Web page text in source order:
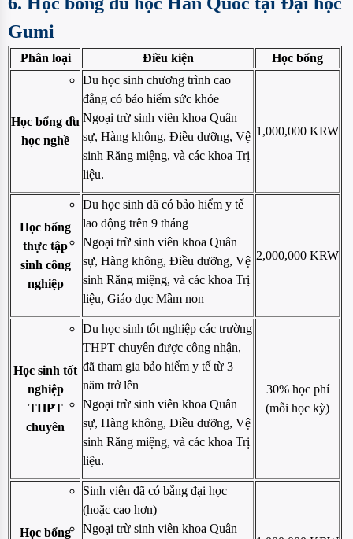
Gumi
Phân loại Điều kiện Học bổng
Học bổng du
học nghề
Du học sinh chương trình cao
đẳng có bảo hiểm sức khỏe
Ngoại trừ sinh viên khoa Quân
sự, Hàng không, Điều dưỡng, Vệ
sinh Răng miệng, và các khoa Trị
liệu.
1,000,000 KRW
Học bổng
thực tập
sinh công
nghiệp
Du học sinh đã có bảo hiểm y tế
lao động trên 9 tháng
Ngoại trừ sinh viên khoa Quân
sự, Hàng không, Điều dưỡng, Vệ
sinh Răng miệng, và các khoa Trị
liệu, Giáo dục Mầm non
2,000,000 KRW
Học sinh tốt
nghiệp
THPT
chuyên
Du học sinh tốt nghiệp các trường
THPT chuyên được công nhận,
đã tham gia bảo hiểm y tế từ 3
năm trở lên
Ngoại trừ sinh viên khoa Quân
sự, Hàng không, Điều dưỡng, Vệ
sinh Răng miệng, và các khoa Trị
liệu.
30% học phí
(mỗi học kỳ)
Học bổng
Sinh viên đã có bằng đại học
(hoặc cao hơn)
Ngoại trừ sinh viên khoa Quân